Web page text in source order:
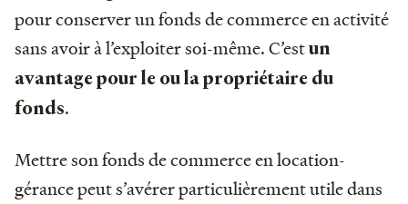
pour conserver un fonds de commerce en activité
sans avoir à l’exploiter soi-même. C’estun
avantage pour le ou la propriétaire du
fonds.
Mettre son fonds de commerce en location-
gérance peut s’avérer particulièrement utile dans